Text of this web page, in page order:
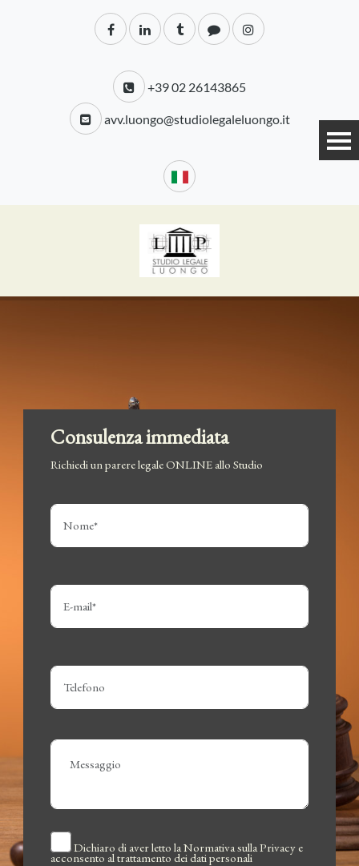
+39 02 26143865
avv.luongo@studiolegaleluongo.it
Consulenza immediata
Richiedi un parere legale ONLINE allo Studio
Dichiaro di aver letto laNormativa sulla Privacye
acconsento al trattamento dei dati personali